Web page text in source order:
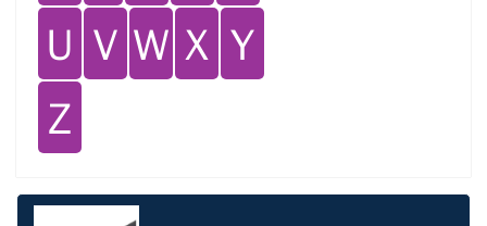
Ｕ Ｖ Ｗ Ｘ Ｙ
Ｚ